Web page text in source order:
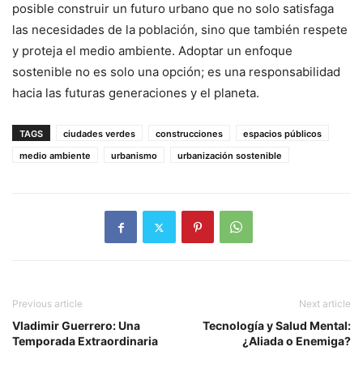
posible construir un futuro urbano que no solo satisfaga
las necesidades de la población, sino que también respete
y proteja el medio ambiente. Adoptar un enfoque
sostenible no es solo una opción; es una responsabilidad
hacia las futuras generaciones y el planeta.
TAGS ciudades verdes construcciones
espacios públicos
medio ambiente
urbanismo urbanización sostenible
Previous article
Vladimir Guerrero: Una
Temporada Extraordinaria
Next article
Tecnología y Salud Mental:
¿Aliada o Enemiga?